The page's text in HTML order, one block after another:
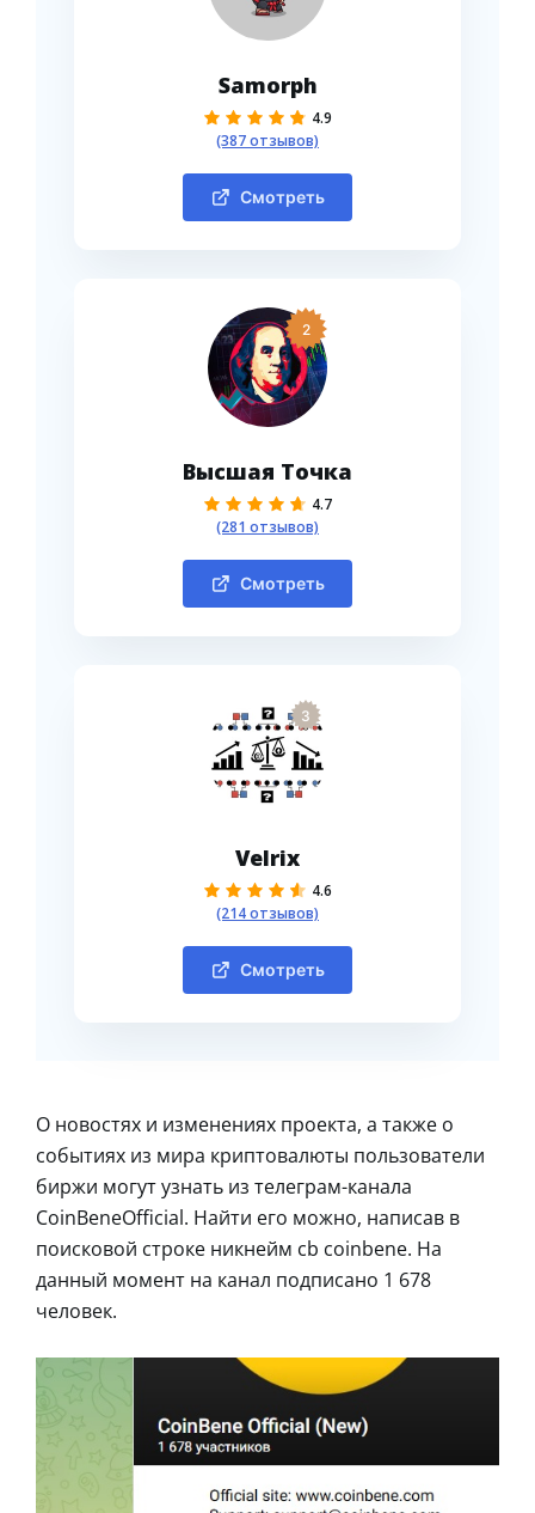
Samorph
4.9
(387 отзывов)
Смотреть
2
Высшая Точка
4.7
(281 отзывов)
Смотреть
3
Velrix
4.6
(214 отзывов)
Смотреть
О новостях и изменениях проекта, а также о
событиях из мира криптовалюты пользователи
биржи могут узнать из телеграм-канала
CoinBeneOfficial. Найти его можно, написав в
поисковой строке никнейм cb coinbene. На
данный момент на канал подписано 1 678
человек.